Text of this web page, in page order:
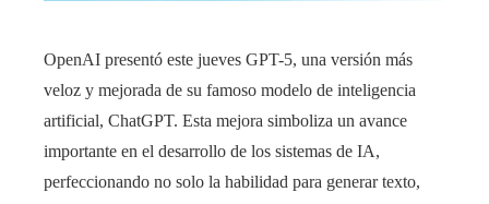
OpenAI presentó este jueves GPT-5, una versión más
veloz y mejorada de su famoso modelo de inteligencia
artificial, ChatGPT. Esta mejora simboliza un avance
importante en el desarrollo de los sistemas de IA,
perfeccionando no solo la habilidad para generar texto,